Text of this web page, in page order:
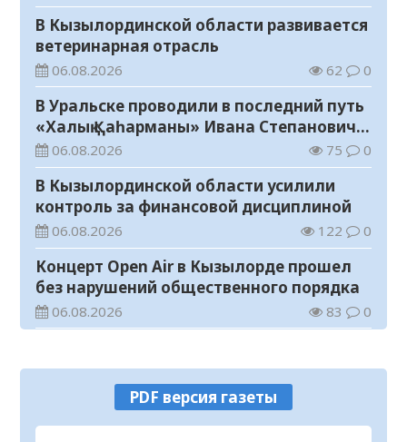
В Кызылординской области развивается
ветеринарная отрасль
06.08.2026 62 0
В Уральске проводили в последний путь
«Халық Қаһарманы» Ивана Степановича
Гапича
06.08.2026 75 0
В Кызылординской области усилили
контроль за финансовой дисциплиной
06.08.2026 122 0
Концерт Open Air в Кызылорде прошел
без нарушений общественного порядка
06.08.2026 83 0
конкурс видеороликов о семейных
ценностях и Конституции
06.08.2026
Соблюдение правил пожарной
PDF версия газеты